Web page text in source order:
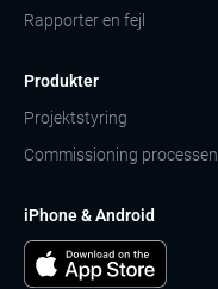
Rapporter en fejl
Produkter
Projektstyring
Commissioning processen
iPhone & Android